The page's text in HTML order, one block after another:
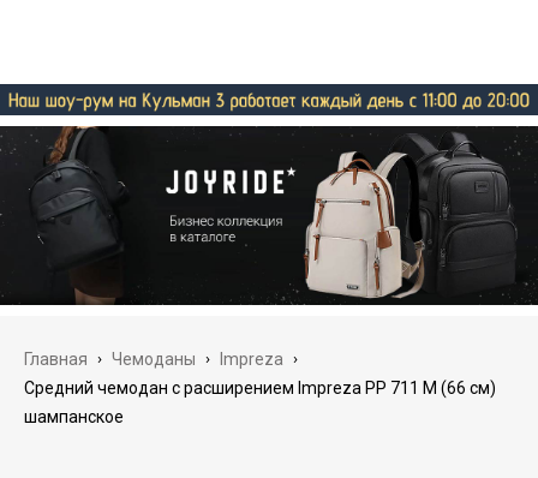
Главная › Чемоданы › Impreza ›
Средний чемодан с расширением Impreza PP 711 M (66 см)
шампанское